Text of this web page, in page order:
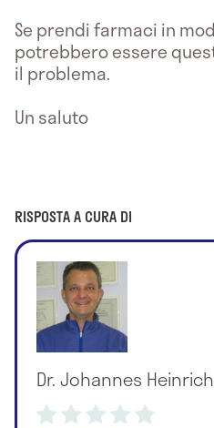
Se prendi farmaci in
potrebbero essere
il problema.
Un saluto
RISPOSTA A CURA DI
Dr. Johannes